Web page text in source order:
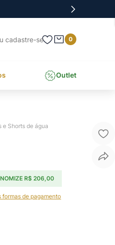
cadastre-se 0
Outlet
e Shorts de água
R$ 206,00
formas de pagamento